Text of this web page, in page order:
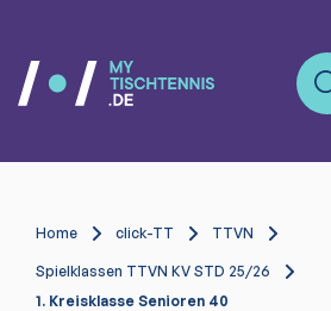
Home click-TT TTVN
Spielklassen TTVN KV STD 25/26
1. Kreisklasse Senioren 40